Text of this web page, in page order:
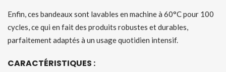
Enfin, ces bandeaux sont lavables en machine à 60°C pour 100
cycles, ce qui en fait des produits robustes et durables,
parfaitement adaptés à un usage quotidien intensif.
CARACTÉRISTIQUES :